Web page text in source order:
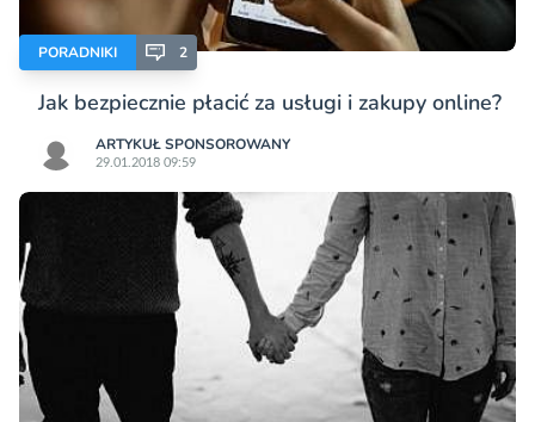
PORADNIKI 2
Jak bezpiecznie płacić za usługi i zakupy online?
ARTYKUŁ SPONSOROWANY
29.01.2018 09:59